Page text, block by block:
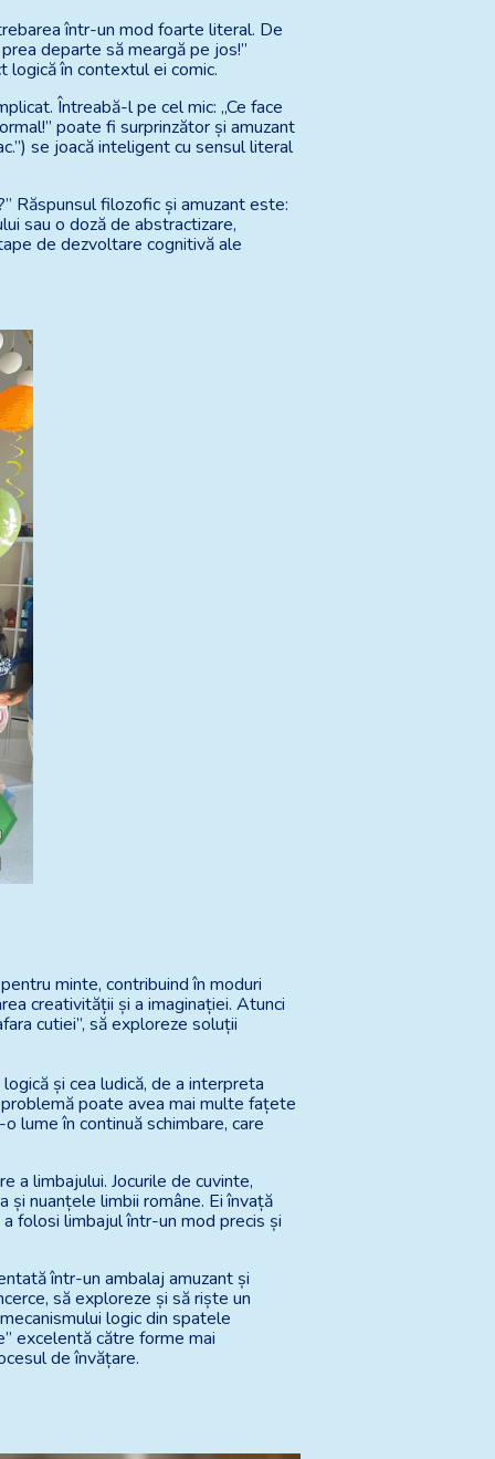
într-un mod foarte literal. De
departe să meargă pe jos!”
logică în contextul ei comic.
Întreabă-l pe cel mic: „Ce face
poate fi surprinzător și amuzant
se joacă inteligent cu sensul literal
Răspunsul filozofic și amuzant este:
sau o doză de abstractizare,
de dezvoltare cognitivă ale
minte, contribuind în moduri
creativității și a imaginației. Atunci
cutiei”, să exploreze soluții
și cea ludică, de a interpreta
poate avea mai multe fațete
lume în continuă schimbare, care
a limbajului. Jocurile de cuvinte,
nuanțele limbii române. Ei învață
folosi limbajul într-un mod precis și
într-un ambalaj amuzant și
să exploreze și să riște un
logic din spatele
excelentă către forme mai
de învățare.